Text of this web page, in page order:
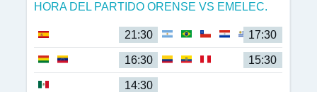
HORA DEL PARTIDO ORENSE VS EMELEC.
21:30 17:30
16:30 15:30
14:30